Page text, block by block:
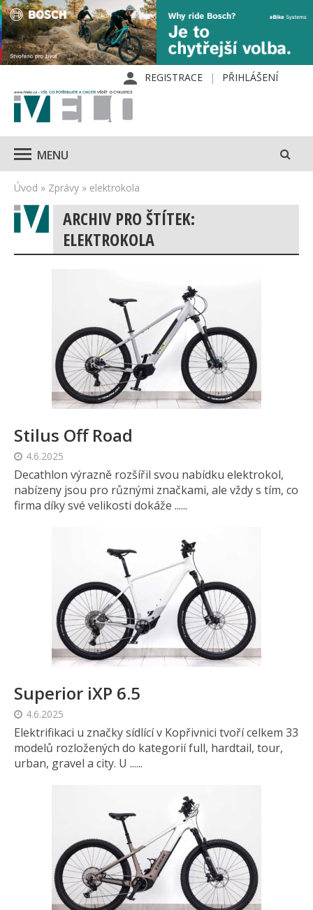
REGISTRACE PŘIHLÁŠENÍ
MENU
Úvod » Zprávy » elektrokola
ARCHIV PRO ŠTÍTEK:
ELEKTROKOLA
Stilus Off Road
4.6.2025
Decathlon výrazně rozšířil svou nabídku elektrokol,
nabízeny jsou pro různými značkami, ale vždy s tím, co
firma díky své velikosti dokáže ......
Superior iXP 6.5
4.6.2025
Elektrifikaci u značky sídlící v Kopřivnici tvoří celkem 33
modelů rozložených do kategorií full, hardtail, tour,
urban, gravel a city. U ......